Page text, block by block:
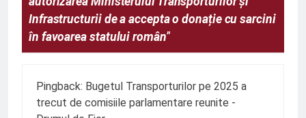
Infrastructurii de a accepta o donație cu sarcini
în favoarea statului român”
Pingback: Bugetul Transporturilor pe 2025 a
trecut de comisiile parlamentare reunite -